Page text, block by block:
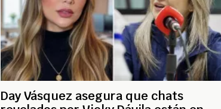
Day Vásquez asegura que chats